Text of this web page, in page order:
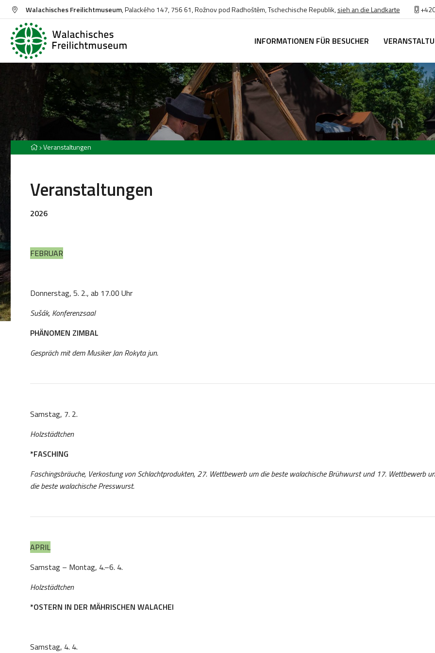
Walachisches Freilichtmuseum, Palackého 147, 756 61, Rožnov pod Radhoštěm, Tschechische Republik,sieh an die Landkarte
INFORMATIONEN FÜR BESUCHER
Veranstaltungen
Veranstaltungen
2026
FEBRUAR
Donnerstag, 5. 2., ab 17.00 Uhr
Sušák, Konferenzsaal
PHÄNOMEN ZIMBAL
Gespräch mit dem Musiker Jan Rokyta jun.
Samstag, 7. 2.
Holzstädtchen
*FASCHING
Faschingsbräuche, Verkostung von Schlachtprodukten, 27. Wettbewerb um die beste walachische Brühwurst und 17. Wettbewerb
die beste walachische Presswurst.
APRIL
Samstag – Montag, 4.–6. 4.
Holzstädtchen
*OSTERN IN DER MÄHRISCHEN WALACHEI
Samstag, 4. 4.